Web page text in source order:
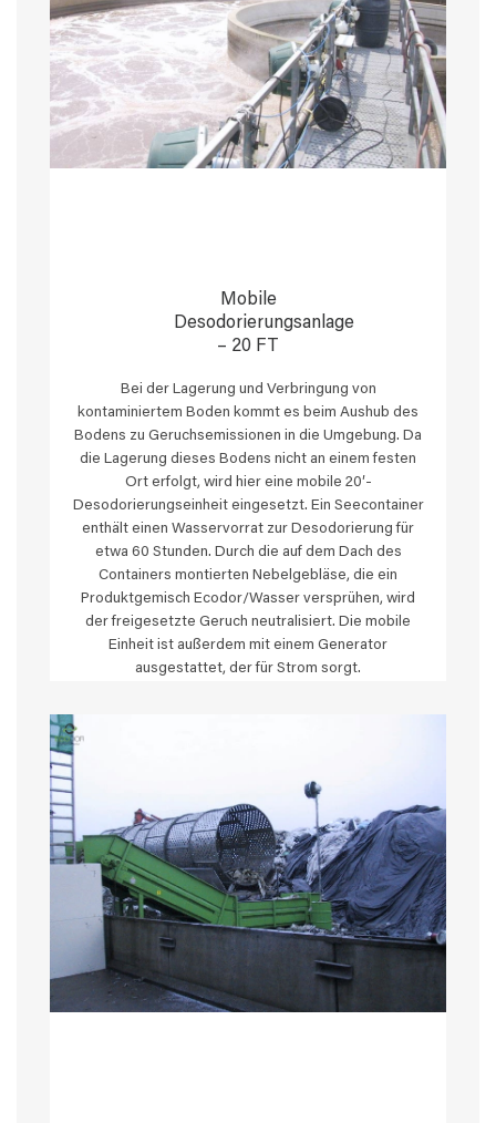
Mobile
Desodorierungsanlage
– 20 FT
Bei der Lagerung und Verbringung von
kontaminiertem Boden kommt es beim Aushub des
Bodens zu Geruchsemissionen in die Umgebung. Da
die Lagerung dieses Bodens nicht an einem festen
Ort erfolgt, wird hier eine mobile 20′-
Desodorierungseinheit eingesetzt. Ein Seecontainer
enthält einen Wasservorrat zur Desodorierung für
etwa 60 Stunden. Durch die auf dem Dach des
Containers montierten Nebelgebläse, die ein
Produktgemisch Ecodor/Wasser versprühen, wird
der freigesetzte Geruch neutralisiert. Die mobile
Einheit ist außerdem mit einem Generator
ausgestattet, der für Strom sorgt.